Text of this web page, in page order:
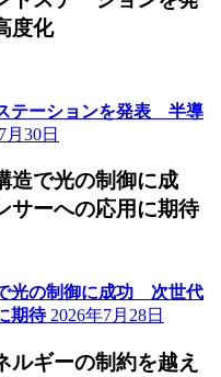
度化
テーションを発表 半導
月30日
造で光の制御に成
ーへの応用に期待
光の制御に成功 次世代
期待 2026年7月28日
ルギーの制約を越え